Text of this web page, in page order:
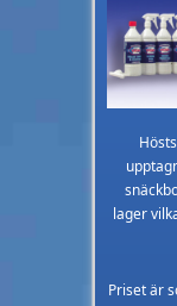
lager
Priset är